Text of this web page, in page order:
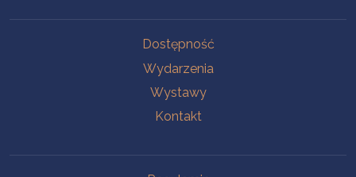
Dostępność
Wydarzenia
Wystawy
Kontakt